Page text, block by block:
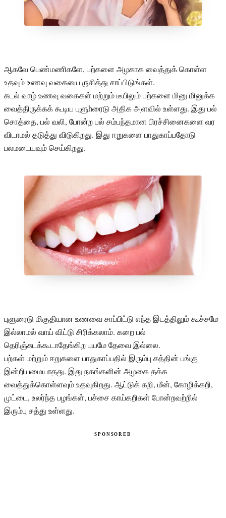
ஆகவே பெண்மணிகளே, பற்களை அழகாக வைத்துக் கொள்ள
உதவும் உணவு வகையை ருசித்து சாப்பிடுங்கள்.
கடல் வாழ் உணவு வகைகள் மற்றும் டீயிலும் பற்களை மினு மினுக்க
வைத்திருக்கக் கூடிய புளுhரைடு அதிக அளவில் உள்ளது. இது பல்
சொத்தை, பல் வலி, போன்ற பல் சம்பந்தமான பிரச்சினைகளை வர
விடாமல் தடுத்து விடுகிறது. இது ஈறுகளை பாதுகாப்பதோடு
பலமடையவும் செய்கிறது.
புளுரைடு மிகுதியான உணவை சாப்பிட்டு எந்த இடத்திலும் கூச்சமே
இல்லாமல் வாய் விட்டு சிரிக்கலாம். கறை பல்
தெரிஞ்சுடக்கூடாதேங்கிற பயமே தேவை இல்லை.
பற்கள் மற்றும் ஈறுகளை பாதுகாப்பதில் இரும்பு சத்தின் பங்கு
இன்றியமையாதது. இது நகங்களின் அழகை தக்க
வைத்துக்கொள்ளவும் உதவுகிறது. ஆட்டுக் கறி, மீன், கோழிக்கறி,
முட்டை, உலர்ந்த பழங்கள், பச்சை காய்கறிகள் போன்றவற்றில்
இரும்பு சத்து உள்ளது.